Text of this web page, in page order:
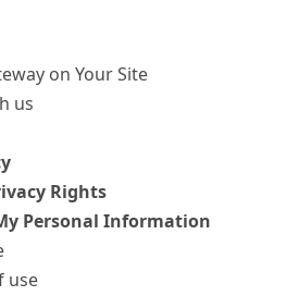
on Your Site
us
Rights
Personal Information
use